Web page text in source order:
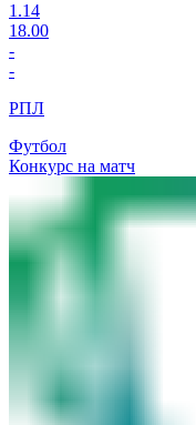
1.14
18.00
-
-
РПЛ
Футбол
Конкурс на матч